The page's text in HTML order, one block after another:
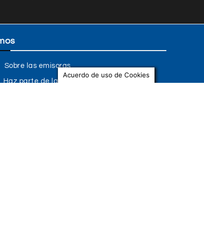
Acuerdo de uso de Cookies